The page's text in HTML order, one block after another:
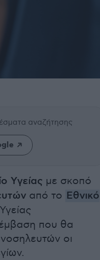
αναζήτησης
Υγείας με σκοπό
από το Εθνικό
που θα
οι